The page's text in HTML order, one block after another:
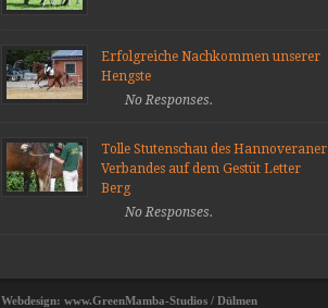
Erfolgreiche Nachkommen unserer
Hengste
No Responses.
Tolle Stutenschau des Hannoveraner
Verbandes auf dem Gestüt Letter
Berg
No Responses.
Webdesign: www.GreenMamba-Studios / Dülmen